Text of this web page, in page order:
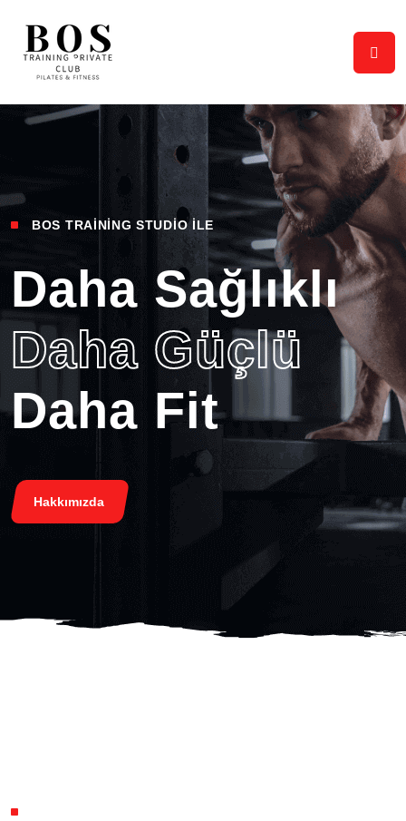
BOS TRAINING STUDIO ILE
Daha Sağlıklı
Daha Güçlü
Daha Fit
Hakkımızda